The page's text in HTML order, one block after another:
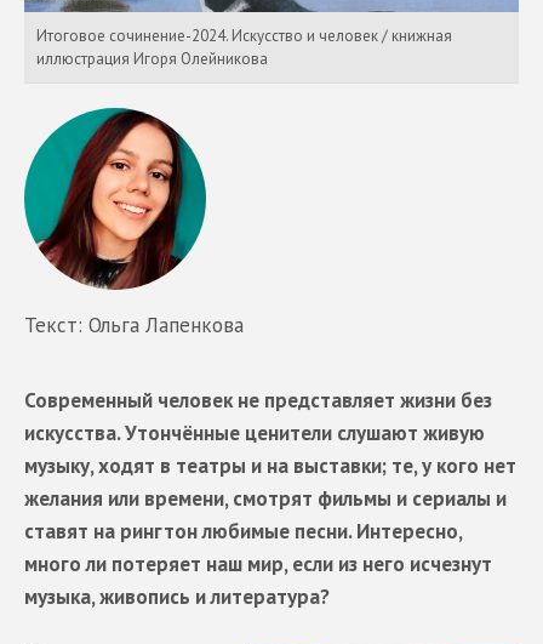
Итоговое сочинение-2024. Искусство и человек / книжная
иллюстрация Игоря Олейникова
Текст: Ольга Лапенкова
Современный человек не представляет жизни без
искусства. Утончённые ценители слушают живую
музыку, ходят в театры и на выставки; те, у кого нет
желания или времени, смотрят фильмы и сериалы и
ставят на рингтон любимые песни. Интересно,
много ли потеряет наш мир, если из него исчезнут
музыка, живопись и литература?